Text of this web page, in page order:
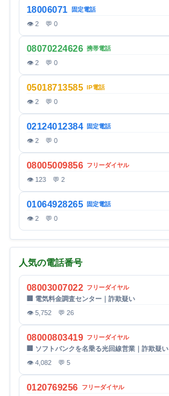
18006071 固定電話
👁 2 💬 0
08070224626 携帯電話
👁 2 💬 0
05018713585 IP電話
👁 2 💬 0
02124012384 固定電話
👁 2 💬 0
08005009856 フリーダイヤル
👁 123 💬 2
01064928265 固定電話
👁 2 💬 0
人気の電話番号
08003007022 フリーダイヤル
🏢 電気料金調査センター｜詐欺疑い
👁 5,752 💬 26
08000803419 フリーダイヤル
🏢 ソフトバンクを名乗る光回線営業｜詐欺疑い
👁 4,082 💬 5
0120769256 フリーダイヤル